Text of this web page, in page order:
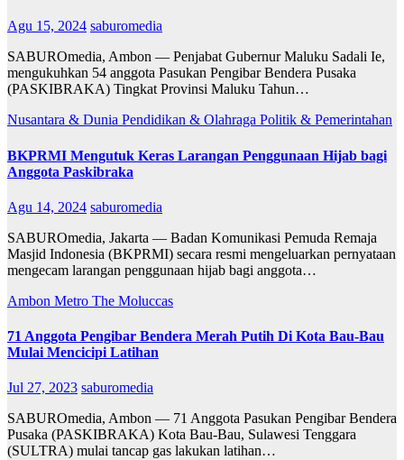
Agu 15, 2024 saburomedia
SABUROmedia, Ambon — Penjabat Gubernur Maluku Sadali Ie,
mengukuhkan 54 anggota Pasukan Pengibar Bendera Pusaka
(PASKIBRAKA) Tingkat Provinsi Maluku Tahun…
Nusantara & Dunia Pendidikan & Olahraga Politik & Pemerintahan
BKPRMI Mengutuk Keras Larangan Penggunaan Hijab bagi
Anggota Paskibraka
Agu 14, 2024 saburomedia
SABUROmedia, Jakarta — Badan Komunikasi Pemuda Remaja
Masjid Indonesia (BKPRMI) secara resmi mengeluarkan pernyataan
mengecam larangan penggunaan hijab bagi anggota…
Ambon Metro The Moluccas
71 Anggota Pengibar Bendera Merah Putih Di Kota Bau-Bau
Mulai Mencicipi Latihan
Jul 27, 2023 saburomedia
SABUROmedia, Ambon — 71 Anggota Pasukan Pengibar Bendera
Pusaka (PASKIBRAKA) Kota Bau-Bau, Sulawesi Tenggara
(SULTRA) mulai tancap gas lakukan latihan…